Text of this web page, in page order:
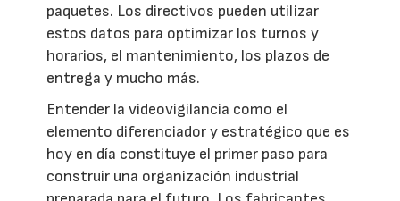
paquetes. Los directivos pueden utilizar
estos datos para optimizar los turnos y
horarios, el mantenimiento, los plazos de
entrega y mucho más.
Entender la videovigilancia como el
elemento diferenciador y estratégico que es
hoy en día constituye el primer paso para
construir una organización industrial